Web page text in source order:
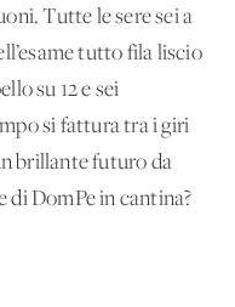
Tutte le sere sei a
tutto fila liscio
su 12 e sei
si fattura tra i giri
brillante futuro da
di DomPe in cantina?